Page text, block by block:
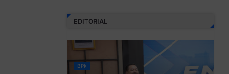
EDITORIAL
BPK